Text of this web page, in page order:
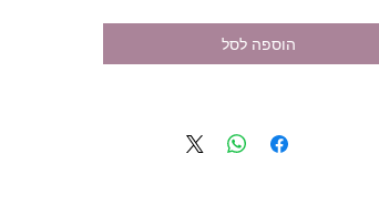
הוספה לסל